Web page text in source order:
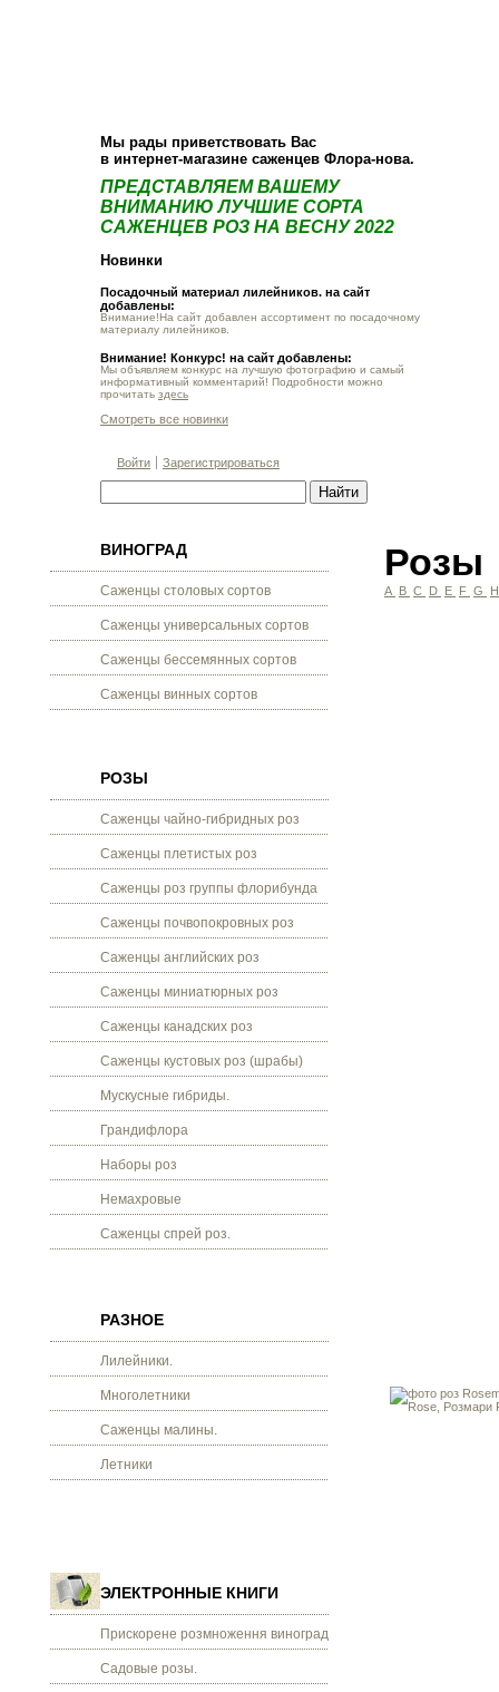
Мы рады приветствовать Вас
в интернет-магазине саженцев Флора-нова.
ПРЕДСТАВЛЯЕМ ВАШЕМУ
ВНИМАНИЮ ЛУЧШИЕ СОРТА
САЖЕНЦЕВ РОЗ НА ВЕСНУ 2022
Новинки
Посадочный материал лилейников. на сайт
добавлены:
Внимание!На сайт добавлен ассортимент по посадочному
материалу лилейников.
Внимание! Конкурс! на сайт добавлены:
Мы объявляем конкурс на лучшую фотографию и самый
информативный комментарий! Подробности можно
прочитать здесь
Смотреть все новинки
Войти Зарегистрироваться
ВИНОГРАД
Саженцы столовых сортов
Саженцы универсальных сортов
Саженцы бессемянных сортов
Саженцы винных сортов
РОЗЫ
Саженцы чайно-гибридных роз
Саженцы плетистых роз
Саженцы роз группы флорибунда
Саженцы почвопокровных роз
Саженцы английских роз
Саженцы миниатюрных роз
Саженцы канадских роз
Саженцы кустовых роз (шрабы)
Мускусные гибриды.
Грандифлора
Наборы роз
Немахровые
Саженцы спрей роз.
РАЗНОЕ
Лилейники.
Многолетники
Саженцы малины.
Летники
ЭЛЕКТРОННЫЕ КНИГИ
Прискорене розмноження винограду.
Садовые розы.
Розы
A B C D E F G